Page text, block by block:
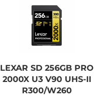
LEXAR SD 256GB PRO
2000X U3 V90 UHS-II
R300/W260